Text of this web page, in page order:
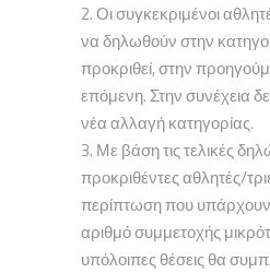
Οι συγκεκριμένοι
να δηλωθούν στην
προκριθεί, στην
επόμενη. Στην συνέχεια
νέα αλλαγή κατηγορίας.
Με βάση τις τελικές
προκριθέντες αθλητές/
περίπτωση που υπάρχουν
αριθμό συμμετοχής
υπόλοιπες θέσεις θα